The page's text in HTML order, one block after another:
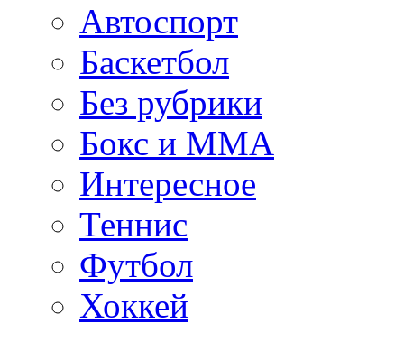
Автоспорт
Баскетбол
Без рубрики
Бокс и ММА
Интересное
Теннис
Футбол
Хоккей